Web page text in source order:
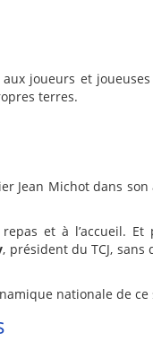
joueurs et
terres.
Jean Michot dans
et à l’accueil.
, président du TCJ,
nationale de